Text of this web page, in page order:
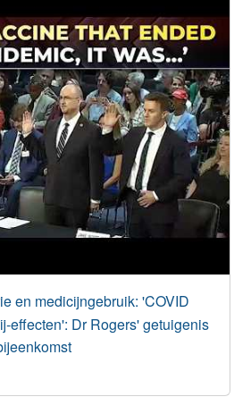
en medicijngebruik: 'COVID
effecten': Dr Rogers' getuigenis